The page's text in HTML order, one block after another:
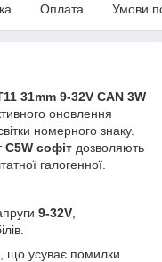
Оплата Умови
31mm 9-32V CAN 3W
оновлення
номерного знаку.
C5W софіт дозволяють
галогенної.
9-32V
, що усуває помилки